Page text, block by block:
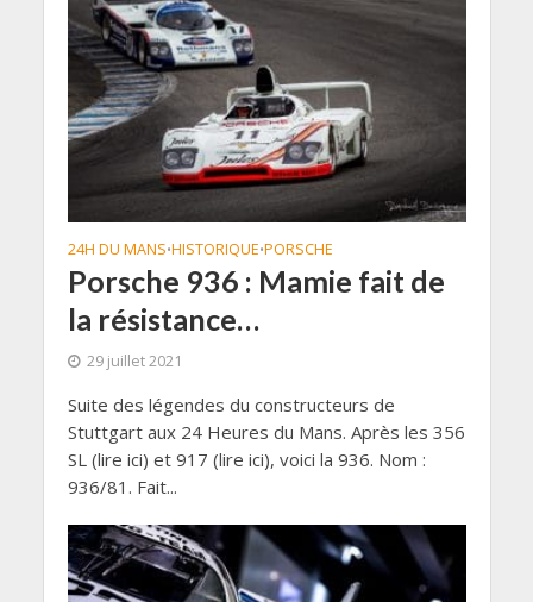
24H DU MANS•HISTORIQUE•PORSCHE
Porsche 936 : Mamie fait de
la résistance…
29 juillet 2021
Suite des légendes du constructeurs de
Stuttgart aux 24 Heures du Mans. Après les 356
SL (lire ici) et 917 (lire ici), voici la 936. Nom :
936/81. Fait...